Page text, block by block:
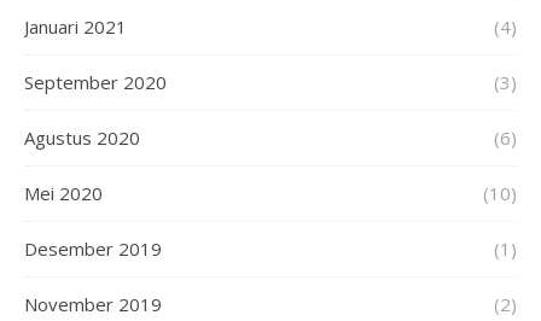
Januari 2021 (4)
September 2020 (3)
Agustus 2020 (6)
Mei 2020 (10)
Desember 2019 (1)
November 2019 (2)